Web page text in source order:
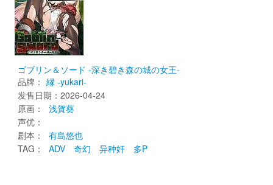
ゴブリン＆ソード -深き碧き森の城の女王-
品牌： 縁 -yukari-
发售日期：2026-04-24
原画：
浅賀葵
声优：
剧本：
有島悠也
TAG：
ADV 奇幻 异种奸 多P